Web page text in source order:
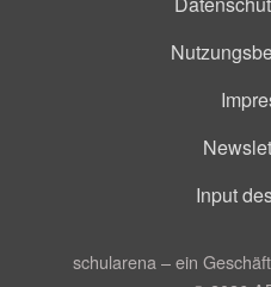
Input
schularena – ein